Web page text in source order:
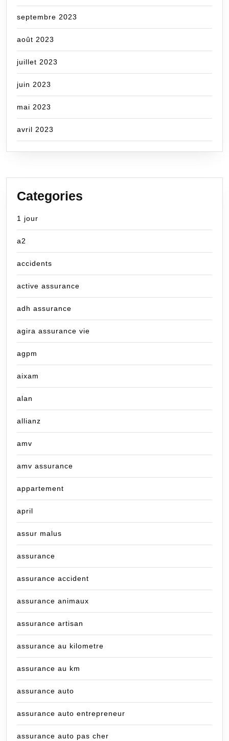
septembre 2023
août 2023
juillet 2023
juin 2023
mai 2023
avril 2023
Categories
1 jour
a2
accidents
active assurance
adh assurance
agira assurance vie
agpm
aixam
alan
allianz
amv
amv assurance
appartement
april
assur malus
assurance
assurance accident
assurance animaux
assurance artisan
assurance au kilometre
assurance au km
assurance auto
assurance auto entrepreneur
assurance auto pas cher